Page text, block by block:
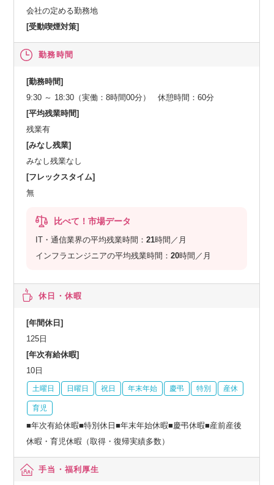
会社の定める勤務地
[受動喫煙対策]
勤務時間
[勤務時間]
9:30 ～ 18:30（実働：8時間00分） 休憩時間：60分
[平均残業時間]
残業有
[みなし残業]
みなし残業なし
[フレックスタイム]
無
比べて！市場データ
IT・通信業界の平均残業時間：21時間／月
インフラエンジニアの平均残業時間：20時間／月
休日・休暇
[年間休日]
125日
[年次有給休暇]
10日
土曜日 日曜日 祝日 年末年始 慶弔 特別 産休
育児
■年次有給休暇■特別休日■年末年始休暇■慶弔休暇■産前産後
休暇・育児休暇（取得・復帰実績多数）
手当・福利厚生